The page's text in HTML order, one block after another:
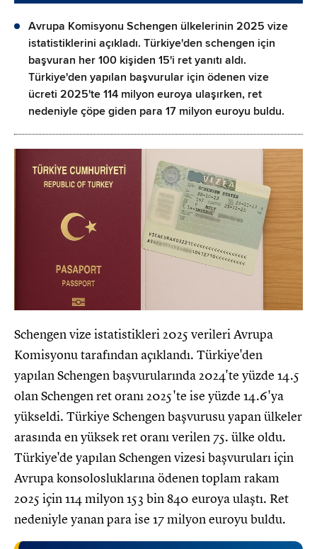
Avrupa Komisyonu Schengen ülkelerinin 2025 vize
istatistiklerini açıkladı. Türkiye'den schengen için
başvuran her 100 kişiden 15'i ret yanıtı aldı.
Türkiye'den yapılan başvurular için ödenen vize
ücreti 2025'te 114 milyon euroya ulaşırken, ret
nedeniyle çöpe giden para 17 milyon euroyu buldu.
Schengen vize istatistikleri 2025 verileri Avrupa
Komisyonu tarafından açıklandı. Türkiye'den
yapılan Schengen başvurularında 2024'te yüzde 14.5
olan Schengen ret oranı 2025'te ise yüzde 14.6'ya
yükseldi. Türkiye Schengen başvurusu yapan ülkeler
arasında en yüksek ret oranı verilen 75. ülke oldu.
Türkiye'de yapılan Schengen vizesi başvuruları için
Avrupa konsolosluklarına ödenen toplam rakam
2025 için 114 milyon 153 bin 840 euroya ulaştı. Ret
nedeniyle yanan para ise 17 milyon euroyu buldu.